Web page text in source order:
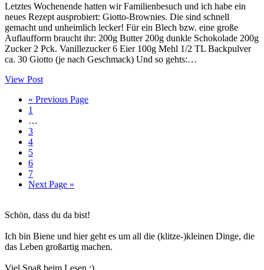
Letztes Wochenende hatten wir Familienbesuch und ich habe ein
neues Rezept ausprobiert: Giotto-Brownies. Die sind schnell
gemacht und unheimlich lecker! Für ein Blech bzw. eine große
Auflaufform braucht ihr: 200g Butter 200g dunkle Schokolade 200g
Zucker 2 Pck. Vanillezucker 6 Eier 100g Mehl 1/2 TL Backpulver
ca. 30 Giotto (je nach Geschmack) Und so gehts:…
View Post
« Go
Previous Page
Seite
1
pages
omitted
…
Seite
3
Seite
4
Seite
5
Seite
6
Seite
7
Go
Next Page »
Sidebar
Schön, dass du da bist!
Ich bin Biene und hier geht es um all die (klitze-)kleinen Dinge, die
das Leben großartig machen.
Viel Spaß beim Lesen :)